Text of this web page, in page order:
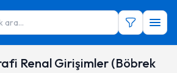
ara...
Renal Girişimler (Böbrek